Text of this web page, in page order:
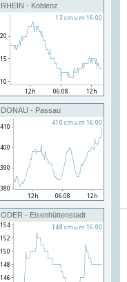
RHEIN - Koblenz
DONAU - Passau
ODER - Eisenhüttenstadt